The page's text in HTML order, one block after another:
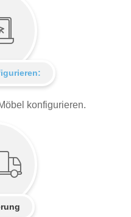
konfigurieren.